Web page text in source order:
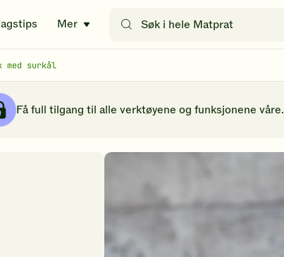
Mer
etter
med surkål
Få full tilgang til alle verktøyene og funksjonene våre.